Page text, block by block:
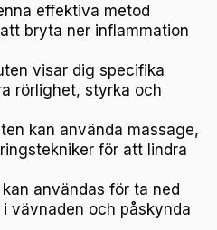
effektiva metod
bryta ner inflammation
visar dig specifika
rörlighet, styrka och
kan använda massage,
för att lindra
användas för ta ned
vävnaden och påskynda